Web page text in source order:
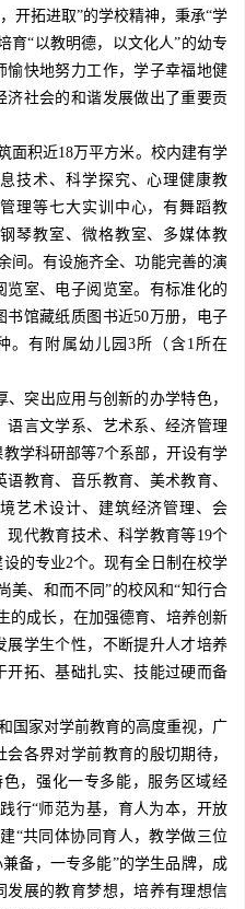
开拓进取”的学校精神，秉承“学
育“以教明德，以文化人”的幼专
愉快地努力工作，学子幸福地健
济社会的和谐发展做出了重要贡
面积近18万平方米。校内建有学
技术、科学探究、心理健康教
理等七大实训中心，有舞蹈教
琴教室、微格教室、多媒体教
间。有设施齐全、功能完善的演
室、电子阅览室。有标准化的
馆藏纸质图书近50万册，电子
。有附属幼儿园3所（含1所在
突出应用与创新的办学特色，
言文学系、艺术系、经济管理
学科研部等7个系部，开设有学
教育、音乐教育、美术教育、
艺术设计、建筑经济管理、会
代教育技术、科学教育等19个
的专业2个。现有全日制在校学
美、和而不同”的校风和“知行合
的成长，在加强德育、培养创新
展学生个性，不断提升人才培养
开拓、基础扎实、技能过硬而备
国家对学前教育的高度重视，广
各界对学前教育的殷切期待，
，强化一专多能，服务区域经
行“师范为基，育人为本，开放
“共同体协同育人，教学做三位
备，一专多能”的学生品牌，成
发展的教育梦想，培养有理想信